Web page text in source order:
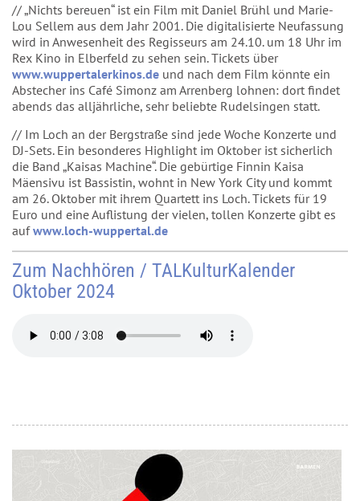
// „Nichts bereuen“ ist ein Film mit Daniel Brühl und Marie-
Lou Sellem aus dem Jahr 2001. Die digitalisierte Neufassung
wird in Anwesenheit des Regisseurs am 24.10. um 18 Uhr im
Rex Kino in Elberfeld zu sehen sein. Tickets über
www.wuppertalerkinos.de und nach dem Film könnte ein
Abstecher ins Café Simonz am Arrenberg lohnen: dort findet
abends das alljährliche, sehr beliebte Rudelsingen statt.
// Im Loch an der Bergstraße sind jede Woche Konzerte und
DJ-Sets. Ein besonderes Highlight im Oktober ist sicherlich
die Band „Kaisas Machine“. Die gebürtige Finnin Kaisa
Mäensivu ist Bassistin, wohnt in New York City und kommt
am 26. Oktober mit ihrem Quartett ins Loch. Tickets für 19
Euro und eine Auflistung der vielen, tollen Konzerte gibt es
aufwww.loch-wuppertal.de
Zum Nachhören / TALKulturKalender
Oktober 2024